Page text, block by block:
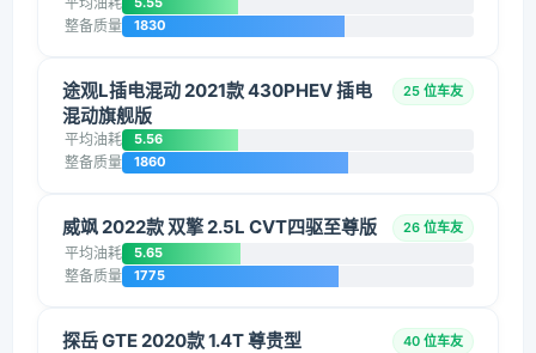
整备质量 1830
途观L插电混动 2021款 430PHEV 插电
混动旗舰版
25 位车友
平均油耗 5.56
整备质量 1860
威飒 2022款 双擎 2.5L CVT四驱至尊版 26 位车友
平均油耗 5.65
整备质量 1775
探岳 GTE 2020款 1.4T 尊贵型 40 位车友